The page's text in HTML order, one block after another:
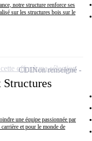
notre structure renforce ses
sur les structures bois sur le
une équipe passionnée par
et pour le monde de
CDINon renseigné
offre à ma sélection